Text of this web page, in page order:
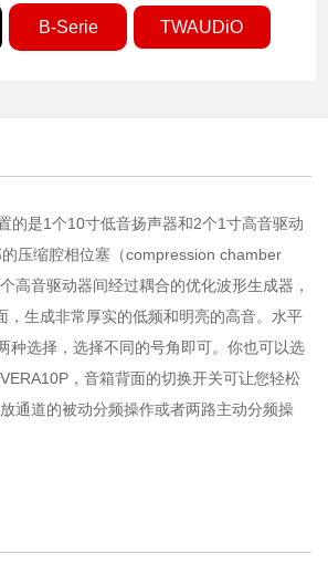
B-Serie TWAUDiO
的是1个10寸低音扬声器和2个1寸高音驱动
压缩腔相位塞（compression chamber
高音驱动器间经过耦合的优化波形生成器，
，生成非常厚实的低频和明亮的高音。水平
种选择，选择不同的号角即可。你也可以选
，音箱背面的切换开关可让您轻松
通道的被动分频操作或者两路主动分频操